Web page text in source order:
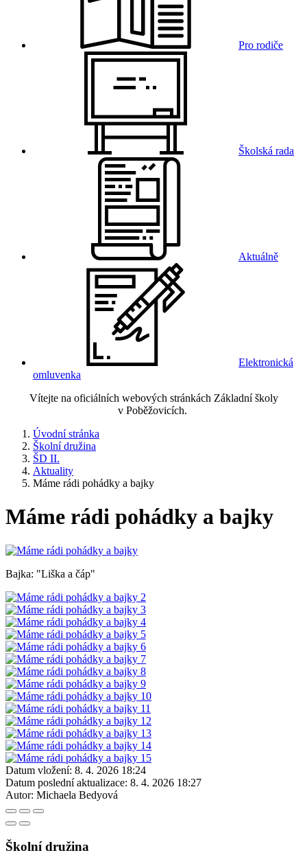
Pro rodiče
Školská rada
Aktuálně
Elektronická
omluvenka
Vítejte na oficiálních webových stránkách Základní školy
v Poběžovicích.
Úvodní stránka
Školní družina
ŠD II.
Aktuality
Máme rádi pohádky a bajky
Máme rádi pohádky a bajky
Bajka: "Liška a čáp"
Datum vložení: 8. 4. 2026 18:24
Datum poslední aktualizace: 8. 4. 2026 18:27
Autor: Michaela Bedyová
Školní družina